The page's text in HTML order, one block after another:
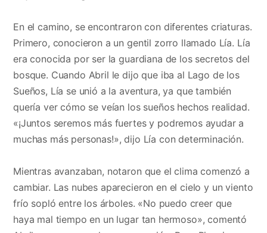
En el camino, se encontraron con diferentes criaturas.
Primero, conocieron a un gentil zorro llamado Lía. Lía
era conocida por ser la guardiana de los secretos del
bosque. Cuando Abril le dijo que iba al Lago de los
Sueños, Lía se unió a la aventura, ya que también
quería ver cómo se veían los sueños hechos realidad.
«¡Juntos seremos más fuertes y podremos ayudar a
muchas más personas!», dijo Lía con determinación.
Mientras avanzaban, notaron que el clima comenzó a
cambiar. Las nubes aparecieron en el cielo y un viento
frío sopló entre los árboles. «No puedo creer que
haya mal tiempo en un lugar tan hermoso», comentó